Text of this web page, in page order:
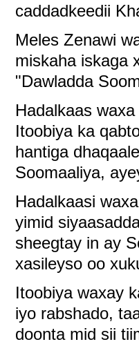
caddadkeedii
Meles Zenawi
miskaha iskaga
"Dawladda
Hadalkaas
Itoobiya ka
hantiga
Soomaaliya,
Hadalkaasi
yimid
sheegtay in ay
xasileyso oo
Itoobiya waxay
iyo rabshado,
doonta mid sii